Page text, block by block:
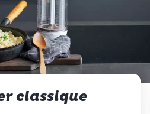
classique